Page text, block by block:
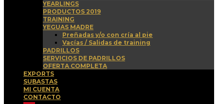
YEARLINGS
PRODUCTOS 2019
TRAINING
YEGUAS MADRE
Preñadas y/o con cría al pie
Vacías / Salidas de training
PADRILLOS
SERVICIOS DE PADRILLOS
OFERTA COMPLETA
EXPORTS
SUBASTAS
MI CUENTA
CONTACTO